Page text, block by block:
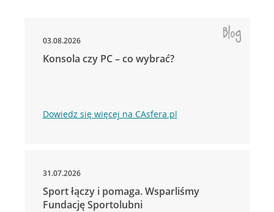
03.08.2026
Konsola czy PC – co wybrać?
Dowiedz się więcej na CAsfera.pl
31.07.2026
Sport łączy i pomaga. Wsparliśmy
Fundację Sportolubni